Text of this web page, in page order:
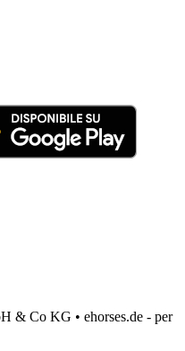
& Co KG • ehorses.de - per